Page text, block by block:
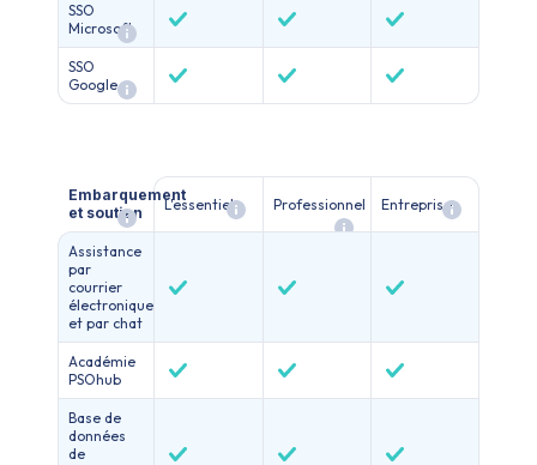
SSO
Microsoft
SSO
Google
Embarquement
et soutien
L'essentiel Professionnel Entreprise
Assistance
par
courrier
électronique
et par chat
Académie
PSOhub
Base de
données
de